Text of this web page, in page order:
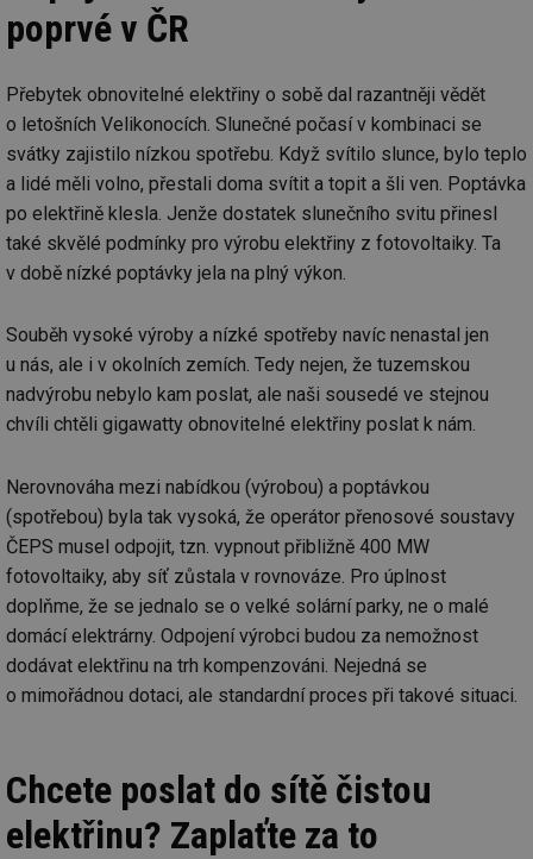
poprvé v ČR
Přebytek obnovitelné elektřiny o sobě dal razantněji vědět
o letošních Velikonocích. Slunečné počasí v kombinaci se
svátky zajistilo nízkou spotřebu. Když svítilo slunce, bylo teplo
a lidé měli volno, přestali doma svítit a topit a šli ven. Poptávka
po elektřině klesla. Jenže dostatek slunečního svitu přinesl
také skvělé podmínky pro výrobu elektřiny z fotovoltaiky. Ta
v době nízké poptávky jela na plný výkon.
Souběh vysoké výroby a nízké spotřeby navíc nenastal jen
u nás, ale i v okolních zemích. Tedy nejen, že tuzemskou
nadvýrobu nebylo kam poslat, ale naši sousedé ve stejnou
chvíli chtěli gigawatty obnovitelné elektřiny poslat k nám.
Nerovnováha mezi nabídkou (výrobou) a poptávkou
(spotřebou) byla tak vysoká, že operátor přenosové soustavy
ČEPS musel odpojit, tzn. vypnout přibližně 400 MW
fotovoltaiky, aby síť zůstala v rovnováze. Pro úplnost
doplňme, že se jednalo se o velké solární parky, ne o malé
domácí elektrárny. Odpojení výrobci budou za nemožnost
dodávat elektřinu na trh kompenzováni. Nejedná se
o mimořádnou dotaci, ale standardní proces při takové situaci.
Chcete poslat do sítě čistou
elektřinu? Zaplaťte za to